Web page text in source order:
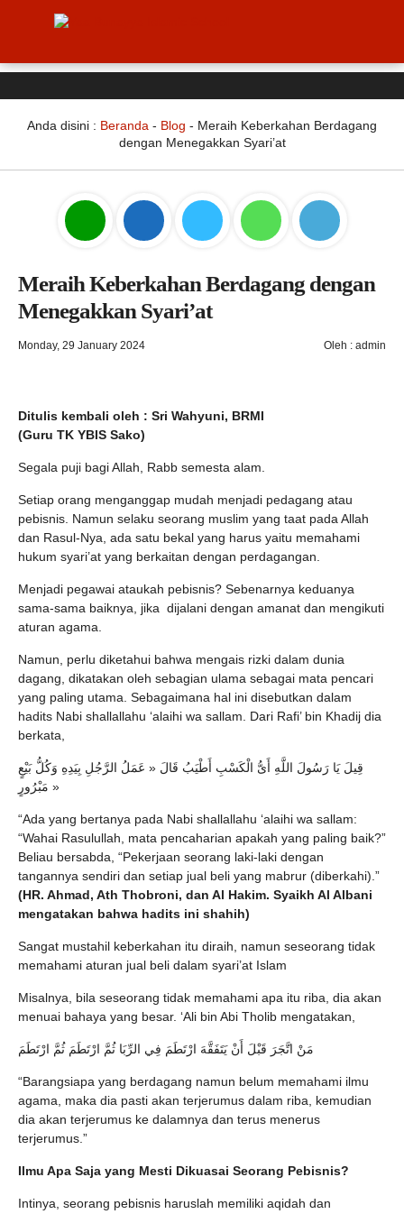
Anda disini : Beranda - Blog - Meraih Keberkahan Berdagang
dengan Menegakkan Syari’at
Meraih Keberkahan Berdagang dengan
Menegakkan Syari’at
Monday, 29 January 2024 Oleh : admin
Ditulis kembali oleh : Sri Wahyuni, BRMI
(Guru TK YBIS Sako)
Segala puji bagi Allah, Rabb semesta alam.
Setiap orang menganggap mudah menjadi pedagang atau
pebisnis. Namun selaku seorang muslim yang taat pada Allah
dan Rasul-Nya, ada satu bekal yang harus yaitu memahami
hukum syari’at yang berkaitan dengan perdagangan.
Menjadi pegawai ataukah pebisnis? Sebenarnya keduanya
sama-sama baiknya, jika dijalani dengan amanat dan mengikuti
aturan agama.
Namun, perlu diketahui bahwa mengais rizki dalam dunia
dagang, dikatakan oleh sebagian ulama sebagai mata pencari
yang paling utama. Sebagaimana hal ini disebutkan dalam
hadits Nabi shallallahu ‘alaihi wa sallam. Dari Rafi’ bin Khadij dia
berkata,
قِيلَ يَا رَسُولَ اللَّهِ أَىُّ الْكَسْبِ أَطْيَبُ قَالَ « عَمَلُ الرَّجُلِ بِيَدِهِ وَكُلُّ بَيْعٍ
مَبْرُورٍ »
“Ada yang bertanya pada Nabi shallallahu ‘alaihi wa sallam:
“Wahai Rasulullah, mata pencaharian apakah yang paling baik?”
Beliau bersabda, “Pekerjaan seorang laki-laki dengan
tangannya sendiri dan setiap jual beli yang mabrur (diberkahi).”
(HR. Ahmad, Ath Thobroni, dan Al Hakim. Syaikh Al Albani
mengatakan bahwa hadits ini shahih)
Sangat mustahil keberkahan itu diraih, namun seseorang tidak
memahami aturan jual beli dalam syari’at Islam
Misalnya, bila seseorang tidak memahami apa itu riba, dia akan
menuai bahaya yang besar. ‘Ali bin Abi Tholib mengatakan,
مَنْ اتَّجَرَ قَبْلَ أَنْ يَتَفَقَّهَ ارْتَطَمَ فِي الرِّبَا ثُمَّ ارْتَطَمَ ثُمَّ ارْتَطَمَ
“Barangsiapa yang berdagang namun belum memahami ilmu
agama, maka dia pasti akan terjerumus dalam riba, kemudian
dia akan terjerumus ke dalamnya dan terus menerus
terjerumus.”
Ilmu Apa Saja yang Mesti Dikuasai Seorang Pebisnis?
Intinya, seorang pebisnis haruslah memiliki aqidah dan